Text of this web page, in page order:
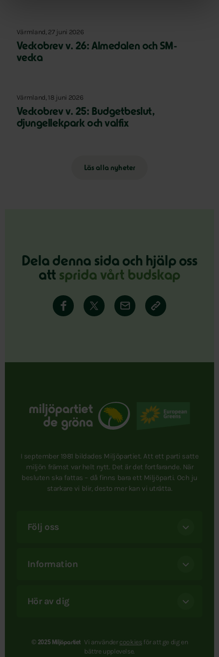
Värmland, 27 juni 2026
Veckobrev v. 26: Almedalen och SM-
vecka
Värmland, 18 juni 2026
Veckobrev v. 25: Budgetbeslut,
djungellekpark och valfix
Läs alla nyheter
Dela denna sida och hjälp oss
att sprida vårt budskap
I september 1981 bildades Miljöpartiet. Att ett parti satte
miljön främst var helt nytt. Det är det fortfarande. När
besluten ska fattas – då finns bara ett Miljöparti. Och ju
starkare vi blir, desto mer kan vi uträtta.
Följ oss
Information
Hör av dig
© 2025 Miljöpartiet Vi användercookies för att ge dig en
bättre upplevelse.